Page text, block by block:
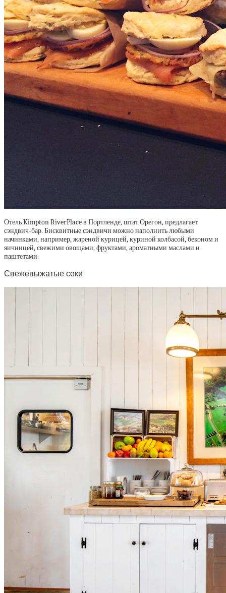
Отель Kimpton RiverPlace в Портленде, штат Орегон, предлагает
сэндвич-бар. Бисквитные сэндвичи можно наполнить любыми
начинками, например, жареной курицей, куриной колбасой, беконом и
яичницей, свежими овощами, фруктами, ароматными маслами и
паштетами.
Свежевыжатые соки